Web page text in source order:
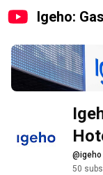
Igeho:
Care
@igeho
50